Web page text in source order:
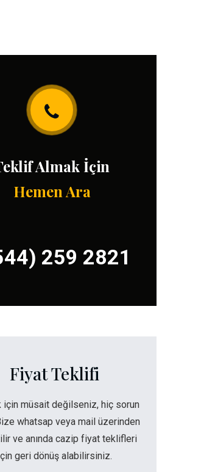
Almak İçin
Hemen Ara
259 2821
Fiyat Teklifi
için müsait değilseniz, hiç sorun
whatsap veya mail üzerinden
ve anında cazip fiyat teklifleri
geri dönüş alabilirsiniz.